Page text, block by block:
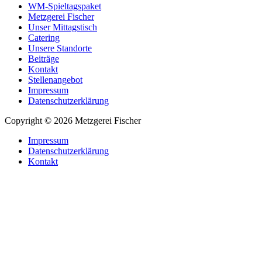
WM-Spieltagspaket
Metzgerei Fischer
Unser Mittagstisch
Catering
Unsere Standorte
Beiträge
Kontakt
Stellenangebot
Impressum
Datenschutzerklärung
Copyright © 2026 Metzgerei Fischer
Impressum
Datenschutzerklärung
Kontakt